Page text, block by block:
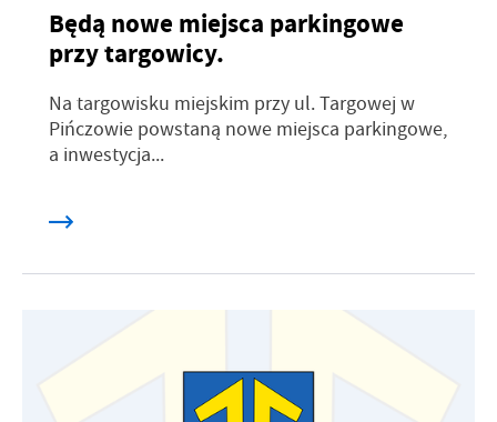
Będą nowe miejsca parkingowe
przy targowicy.
Na targowisku miejskim przy ul. Targowej w
Pińczowie powstaną nowe miejsca parkingowe,
a inwestycja...